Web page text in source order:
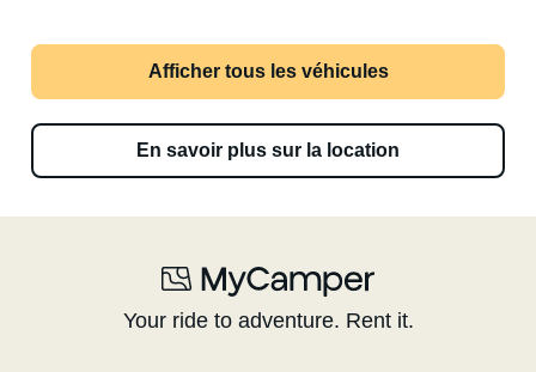
Afficher tous les véhicules
En savoir plus sur la location
Your ride to adventure. Rent it.